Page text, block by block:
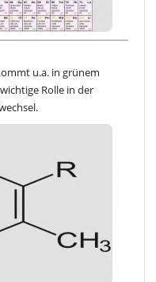
u.a. in grünem
Rolle in der